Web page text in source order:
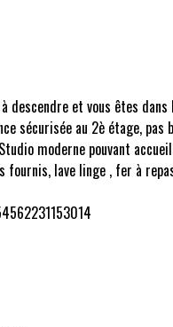
à descendre et vous êtes
sécurisée au 2è étage,
moderne pouvant
fournis, lave linge , fer à